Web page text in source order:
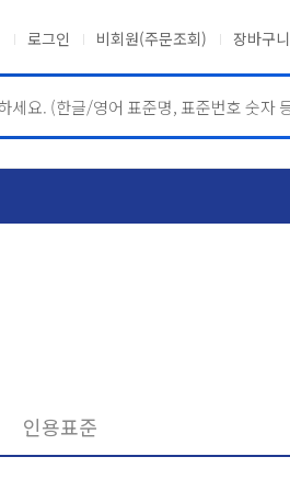
로그인 비회원(주문조회) 장바구니
인용표준